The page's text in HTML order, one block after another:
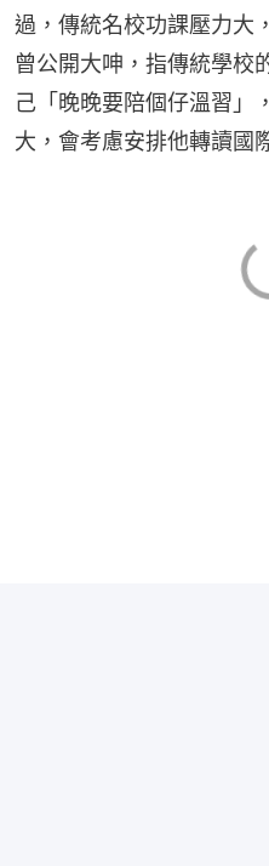
過，傳統名校功課壓力大
曾公開大呻，指傳統學校
己「晚晚要陪個仔溫習」
大，會考慮安排他轉讀國